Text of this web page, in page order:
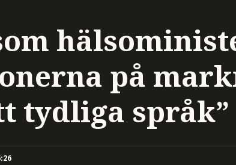
på
tydliga språk”